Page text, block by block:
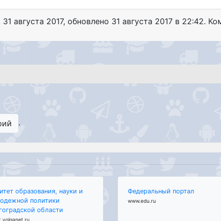
31 августа 2017, обновлено 31 августа 2017 в 22:42.
.
образования, науки и
политики
области
Федеральный портал
www.edu.ru